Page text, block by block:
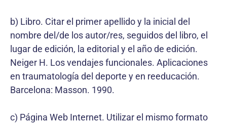
b) Libro. Citar el primer apellido y la inicial del
nombre del/de los autor/res, seguidos del libro, el
lugar de edición, la editorial y el año de edición.
Neiger H. Los vendajes funcionales. Aplicaciones
en traumatología del deporte y en reeducación.
Barcelona: Masson. 1990.
c) Página Web Internet. Utilizar el mismo formato